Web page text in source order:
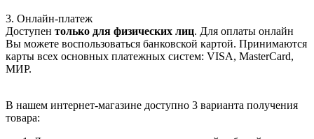
3. Онлайн-платеж
Доступен только для физических лиц. Для оплаты онлайн
Вы можете воспользоваться банковской картой. Принимаются
карты всех основных платежных систем: VISA, MasterCard,
МИР.
В нашем интернет-магазине доступно 3 варианта получения
товара: